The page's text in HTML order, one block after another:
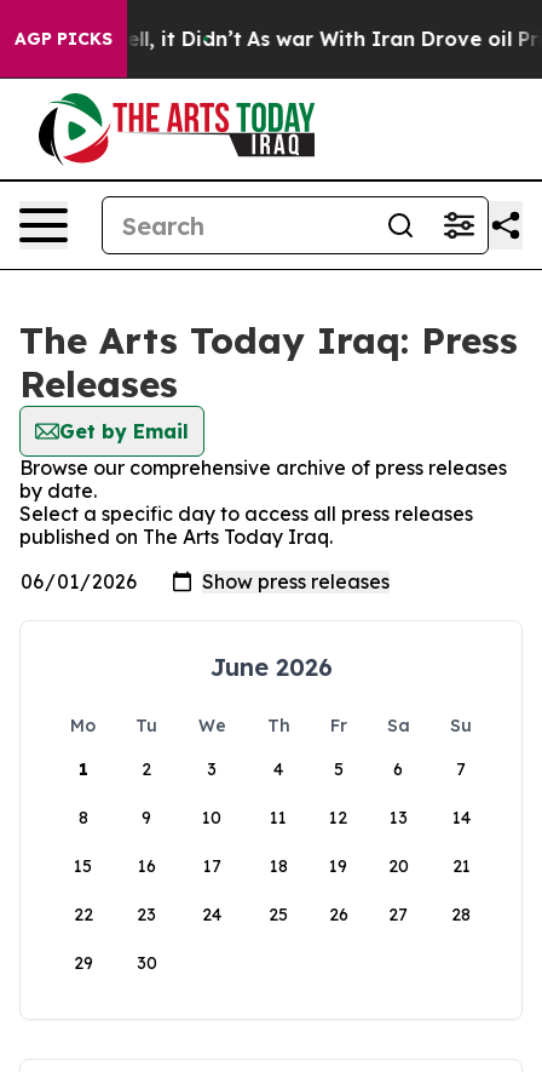
AGP PICKS
Well, it Didn’t As war With Iran Drove oil
The Arts Today Iraq: Press
Releases
Get by Email
Browse our comprehensive archive of press releases
by date.
Select a specific day to access all press releases
published on The Arts Today Iraq.
June 2026
Mo Tu We Th Fr Sa
Su
1
2 3 4 5 6 7
8 9 10 11 12 13 14
15 16 17 18 19 20 21
22 23 24 25 26 27 28
29 30